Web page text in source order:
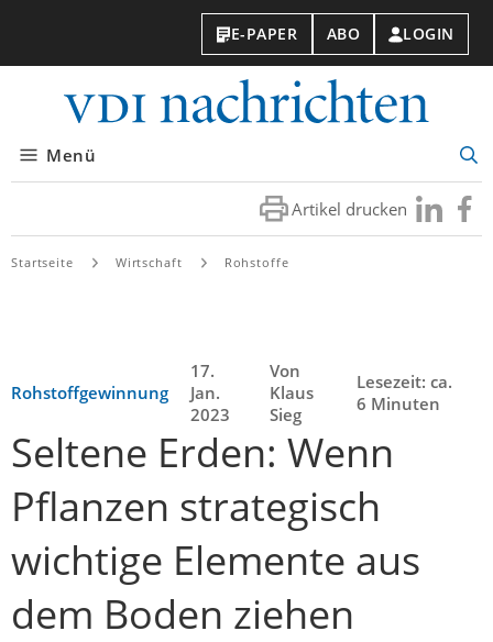
E-PAPER ABO LOGIN
Menü
Artikel drucken Besuchen
Sie
Sie
Startseite Wirtschaft Rohstoffe
Rohstoffgewinnung
17.
Jan.
2023
Von
Klaus
Sieg
Lesezeit: ca.
6 Minuten
Seltene Erden: Wenn
Pflanzen strategisch
wichtige Elemente aus
dem Boden ziehen